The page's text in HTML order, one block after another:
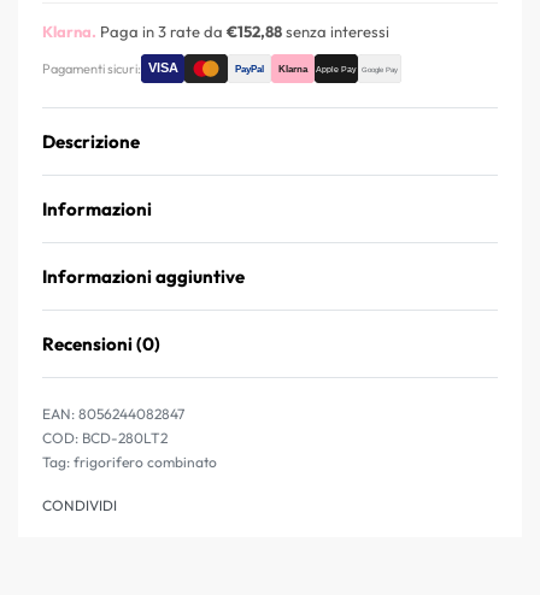
Klarna. Paga in 3 rate da €152,88senza interessi
Pagamenti sicuri:
Descrizione
Informazioni
Informazioni aggiuntive
Recensioni (0)
EAN: 8056244082847
BCD-280LT2
Tag: frigorifero combinato
CONDIVIDI